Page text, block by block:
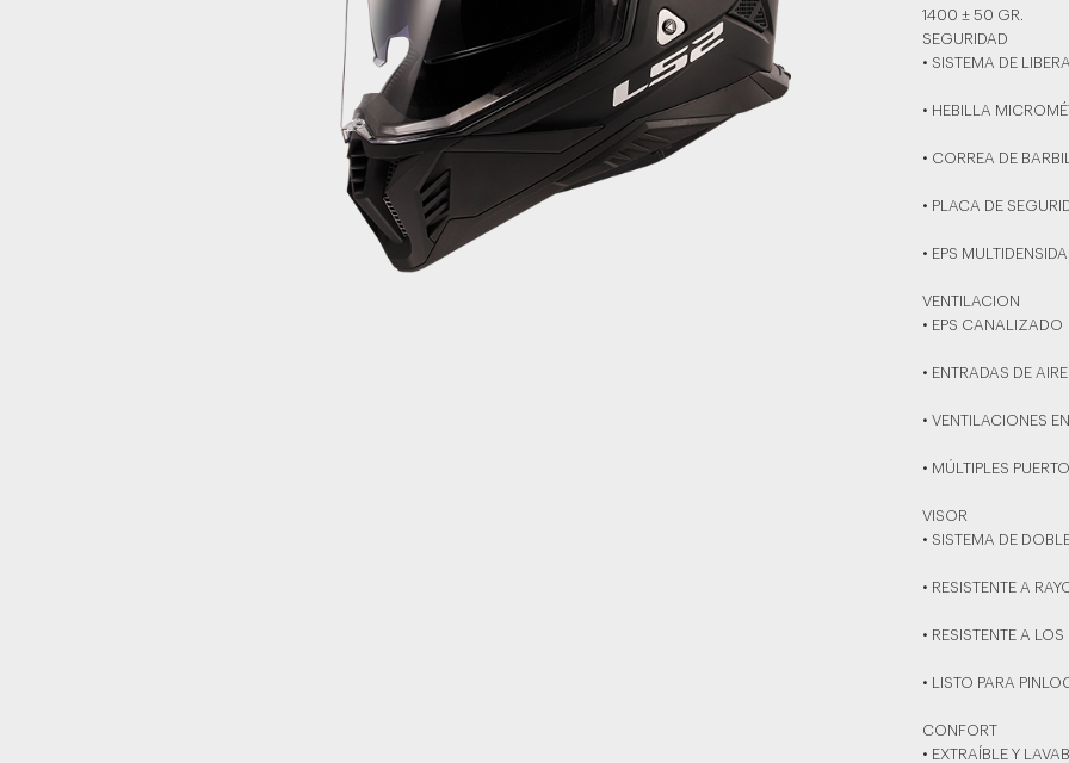
1400 ± 50 GR.
SEGURIDAD
• SISTEMA DE
• HEBILLA
• CORREA DE
• PLACA DE
• EPS
VENTILACION
• EPS CANALIZADO
• ENTRADAS DE
• VENTILACIONES
• MÚLTIPLES
VISOR
• SISTEMA DE
• RESISTENTE A
• RESISTENTE A
• LISTO PARA
CONFORT
• EXTRAÍBLE Y